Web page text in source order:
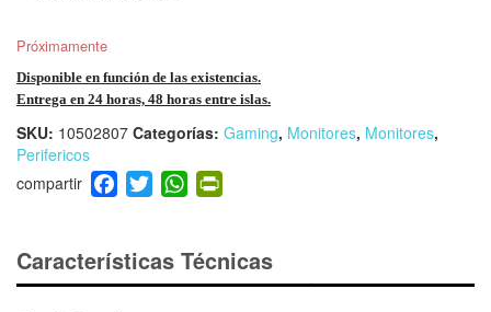
Próximamente
Disponible en función de las existencias.
Entrega en 24 horas, 48 horas entre islas.
SKU: 10502807 Categorías: Gaming, Monitores, Monitores,
Perifericos
F
a
e
b
T
wi
er
W
h
s
A
ri
e
Características Técnicas